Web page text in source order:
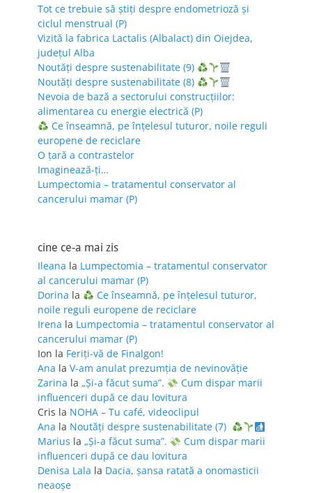
Tot ce trebuie să știți despre endometrioză și
ciclul menstrual (P)
Vizită la fabrica Lactalis (Albalact) din Oiejdea,
județul Alba
Noutăți despre sustenabilitate (9)
Noutăți despre sustenabilitate (8)
Nevoia de bază a sectorului construcțiilor:
alimentarea cu energie electrică (P)
Ce înseamnă, pe înțelesul tuturor, noile reguli
europene de reciclare
O țară a contrastelor
Imaginează-ți…
Lumpectomia – tratamentul conservator al
cancerului mamar (P)
cine ce-a mai zis
Ileana la Lumpectomia – tratamentul conservator
al cancerului mamar (P)
Dorina la
Ce înseamnă, pe înțelesul tuturor,
noile reguli europene de reciclare
Irena la Lumpectomia – tratamentul conservator al
cancerului mamar (P)
Ion la Feriţi-vă de Finalgon!
Ana la V-am anulat prezumția de nevinovăție
Zarina la „Și-a făcut suma”.
Cum dispar marii
influenceri după ce dau lovitura
Cris la NOHA – Tu café, videoclipul
Ana la Noutăți despre sustenabilitate (7)
Marius la „Și-a făcut suma”.
Cum dispar marii
influenceri după ce dau lovitura
Denisa Lala la Dacia, șansa ratată a onomasticii
neaoșe